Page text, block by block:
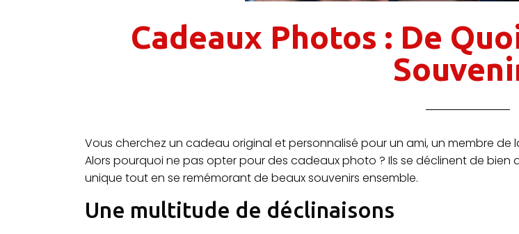
Cadeaux Photos : De
Vous cherchez un cadeau original et personnalisé pour un ami, un membre
Alors pourquoi ne pas opter pour des cadeaux photo ? Ils se déclinent de
unique tout en se remémorant de beaux souvenirs ensemble.
Une multitude de déclinaisons